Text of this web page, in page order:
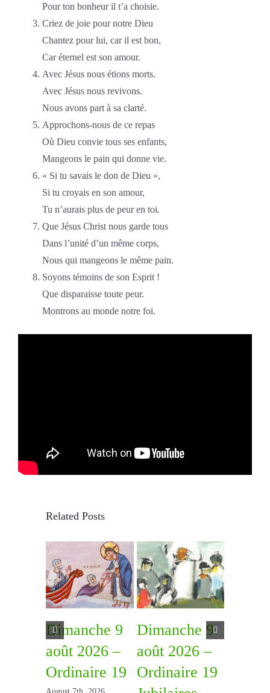
Pour ton bonheur il t’a choisie.
Criez de joie pour notre Dieu
Chantez pour lui, car il est bon,
Car éternel est son amour.
Avec Jésus nous étions morts.
Avec Jésus nous revivons.
Nous avons part à sa clarté.
Approchons-nous de ce repas
Où Dieu convie tous ses enfants,
Mangeons le pain qui donne vie.
« Si tu savais le don de Dieu »,
Si tu croyais en son amour,
Tu n’aurais plus de peur en toi.
Que Jésus Christ nous garde tous
Dans l’unité d’un même corps,
Nous qui mangeons le même pain.
Soyons témoins de son Esprit !
Que disparaisse toute peur.
Montrons au monde notre foi.
Related Posts
Dimanche 9
août 2026 –
Ordinaire 19
Dimanche 9
août 2026 –
Ordinaire 19